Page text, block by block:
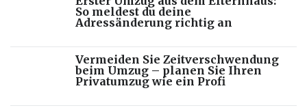
So meldest du deine
Adressänderung richtig an
Vermeiden Sie Zeitverschwendung
beim Umzug – planen Sie Ihren
Privatumzug wie ein Profi